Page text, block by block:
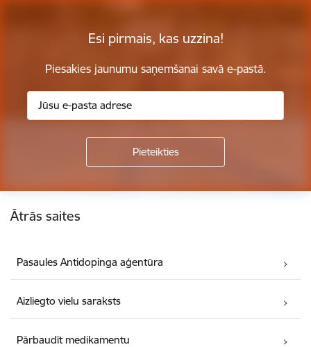
Esi pirmais, kas uzzina!
Piesakies jaunumu saņemšanai savā e-pastā.
Ātrās saites
Pasaules Antidopinga aģentūra
Aizliegto vielu saraksts
Pārbaudīt medikamentu